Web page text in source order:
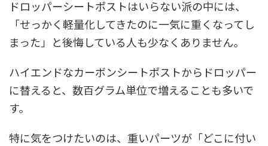
ドロッパーシートポストはいらない派の中には、
「せっかく軽量化してきたのに一気に重くなってし
まった」と後悔している人も少なくありません。
ハイエンドなカーボンシートポストからドロッパー
に替えると、数百グラム単位で増えることも多いで
す。
特に気をつけたいのは、 重いパーツが「どこに付い